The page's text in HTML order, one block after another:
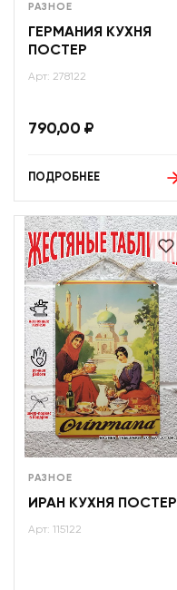
РАЗНОЕ
ГЕРМАНИЯ КУХНЯ
ПОСТЕР
Арт: 278122
790,00 ₽
ПОДРОБНЕЕ
РАЗНОЕ
ИРАН КУХНЯ ПОСТЕР
Арт: 115122